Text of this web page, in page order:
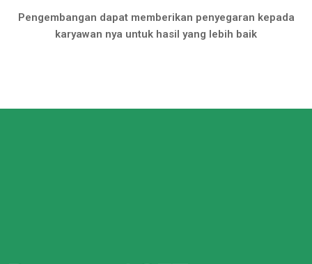
Pengembangan dapat memberikan penyegaran kepada
karyawan nya untuk hasil yang lebih baik